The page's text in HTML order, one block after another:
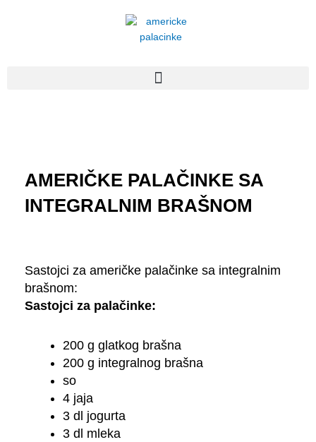
AMERIČKE PALAČINKE SA
INTEGRALNIM BRAŠNOM
Sastojci za američke palačinke sa integralnim
brašnom:
Sastojci za palačinke:
200 g glatkog brašna
200 g integralnog brašna
so
4 jaja
3 dl jogurta
3 dl mleka